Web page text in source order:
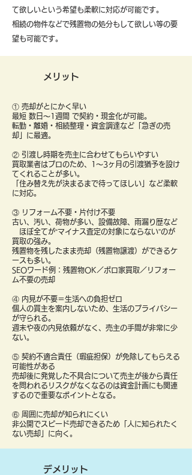
て欲しいという希望も柔軟に対応が可能です。
​相続の物件などで残置物の処分もして欲しい等の要
望も可能です。
メリット
① 売却がとにかく早い
最短 数日〜1週間 で契約・現金化が可能。
転勤・離婚・相続整理・資金調達など「急ぎの売
却」に最適。
② 引渡し時期を売主に合わせてもらいやすい
買取業者はプロのため、1〜3ヶ月の引渡猶予を設け
てくれることが多い。
「住み替え先が決まるまで待ってほしい」など柔軟
に対応。
③ リフォーム不要・片付け不要
古い、汚い、荷物が多い、設備故障、雨漏り歴など
ほぼ全てが“マイナス査定の対象にならない”のが
買取の強み。
残置物を残したまま売却（残置物譲渡）ができるケ
ースも多い。
SEOワード例：残置物OK／ボロ家買取／リフォー
ム不要の売却
④ 内見が不要＝生活への負担ゼロ
個人の買主を案内しないため、生活のプライバシー
が守られる。
週末や夜の内見依頼がなく、売主の手間が非常に少
ない。
⑤ 契約不適合責任（瑕疵担保）が免除してもらえる
可能性がある
売却後に発覚した不具合について売主が後から責任
を問われるリスクがなくなるのは資金計画にも関連
するので重要なポイントとなる。
⑥ 周囲に売却が知られにくい
非公開でスピード売却できるため「人に知られたく
ない売却」に向く。
デメリット